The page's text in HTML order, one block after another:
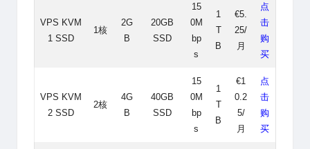
VPS KVM
1 SSD
1核
2G
B
20GB
SSD
15
0M
bp
s
1
T
B
€5.
25/
月
点
击
购
买
VPS KVM
2 SSD
2核
4G
B
40GB
SSD
15
0M
bp
s
1
T
B
€1
0.2
5/
月
点
击
购
买